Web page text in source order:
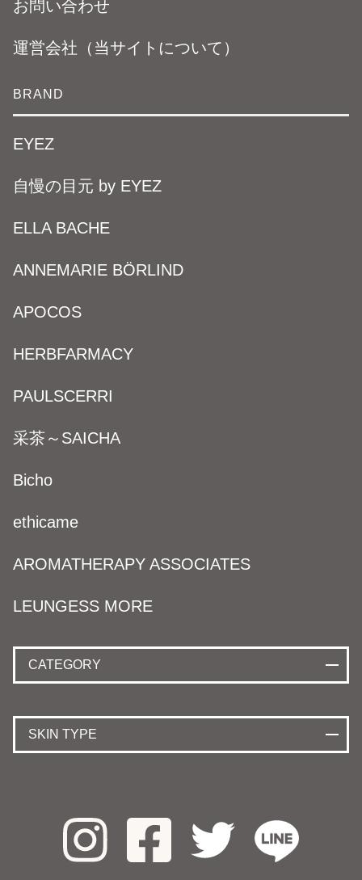
お問い合わせ
運営会社（当サイトについて）
BRAND
EYEZ
自慢の目元 by EYEZ
ELLA BACHE
ANNEMARIE BÖRLIND
APOCOS
HERBFARMACY
PAULSCERRI
采茶～SAICHA
Bicho
ethicame
AROMATHERAPY ASSOCIATES
LEUNGESS MORE
CATEGORY
SKIN TYPE